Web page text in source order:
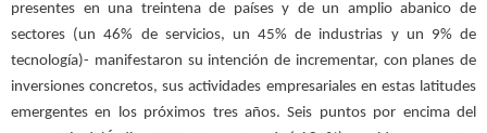
presentes en una treintena de países y de un amplio abanico de
sectores (un 46% de servicios, un 45% de industrias y un 9% de
tecnología)- manifestaron su intención de incrementar, con planes de
inversiones concretos, sus actividades empresariales en estas latitudes
emergentes en los próximos tres años. Seis puntos por encima del